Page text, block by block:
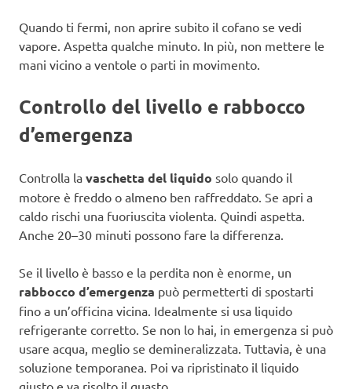
Quando ti fermi, non aprire subito il cofano se vedi
vapore. Aspetta qualche minuto. In più, non mettere le
mani vicino a ventole o parti in movimento.
Controllo del livello e rabbocco
d’emergenza
Controlla la vaschetta del liquido solo quando il
motore è freddo o almeno ben raffreddato. Se apri a
caldo rischi una fuoriuscita violenta. Quindi aspetta.
Anche 20–30 minuti possono fare la differenza.
Se il livello è basso e la perdita non è enorme, un
rabbocco d’emergenza può permetterti di spostarti
fino a un’officina vicina. Idealmente si usa liquido
refrigerante corretto. Se non lo hai, in emergenza si può
usare acqua, meglio se demineralizzata. Tuttavia, è una
soluzione temporanea. Poi va ripristinato il liquido